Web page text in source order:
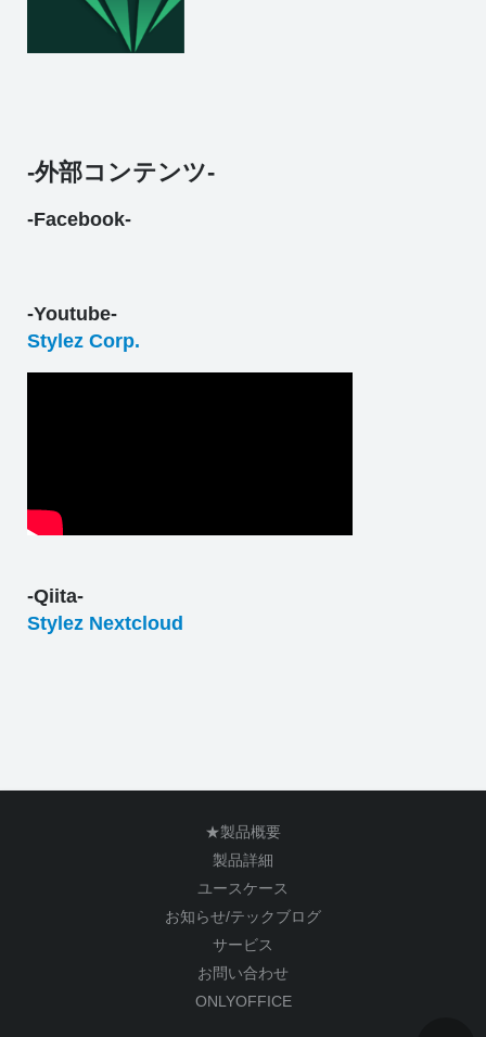
-外部コンテンツ-
-Facebook-
-Youtube-
Stylez Corp.
-Qiita-
Stylez Nextcloud
★製品概要
製品詳細
ユースケース
お知らせ/テックブログ
サービス
お問い合わせ
ONLYOFFICE